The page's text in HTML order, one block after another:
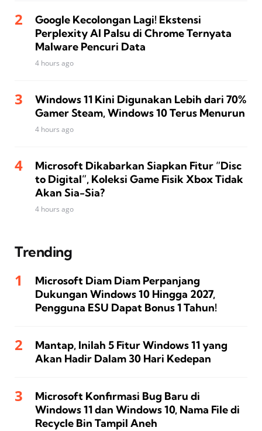
Google Kecolongan Lagi! Ekstensi
Perplexity AI Palsu di Chrome Ternyata
Malware Pencuri Data
4 hours ago
Windows 11 Kini Digunakan Lebih dari 70%
Gamer Steam, Windows 10 Terus Menurun
4 hours ago
Microsoft Dikabarkan Siapkan Fitur “Disc
to Digital”, Koleksi Game Fisik Xbox Tidak
Akan Sia-Sia?
4 hours ago
Trending
Microsoft Diam Diam Perpanjang
Dukungan Windows 10 Hingga 2027,
Pengguna ESU Dapat Bonus 1 Tahun!
Mantap, Inilah 5 Fitur Windows 11 yang
Akan Hadir Dalam 30 Hari Kedepan
Microsoft Konfirmasi Bug Baru di
Windows 11 dan Windows 10, Nama File di
Recycle Bin Tampil Aneh